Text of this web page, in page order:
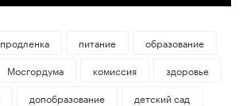
продленка питание
образование
Мосгордума комиссия
здоровье
допобразование
детский сад